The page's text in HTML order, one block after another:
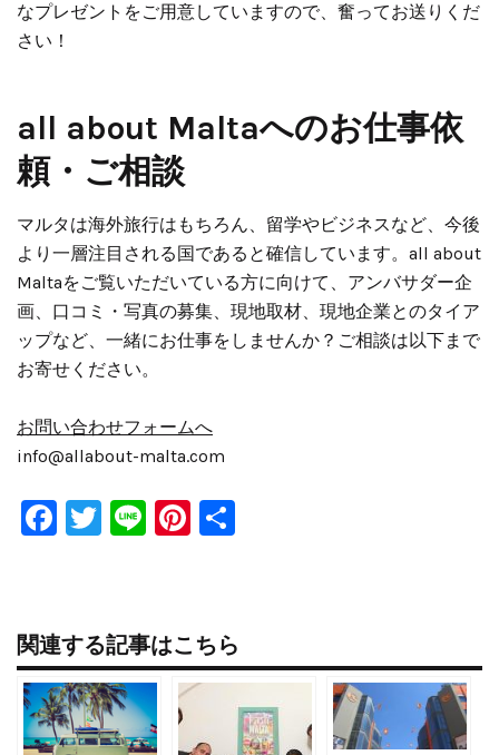
なプレゼントをご用意していますので、奮ってお送りくだ
さい！
all about Maltaへのお仕事依
頼・ご相談
マルタは海外旅行はもちろん、留学やビジネスなど、今後
より一層注目される国であると確信しています。all about
Maltaをご覧いただいている方に向けて、アンバサダー企
画、口コミ・写真の募集、現地取材、現地企業とのタイア
ップなど、一緒にお仕事をしませんか？ご相談は以下まで
お寄せください。
お問い合わせフォームへ
info@allabout-malta.com
Facebook
Twitter
LinePinterest
関連する記事はこちら